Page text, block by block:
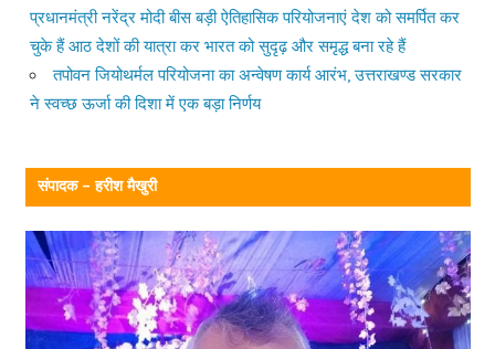
प्रधानमंत्री नरेंद्र मोदी बीस बड़ी ऐतिहासिक परियोजनाएं देश को समर्पित कर
चुके हैं आठ देशों की यात्रा कर भारत को सुदृढ़ और समृद्ध बना रहे हैं
तपोवन जियोथर्मल परियोजना का अन्वेषण कार्य आरंभ, उत्तराखण्ड सरकार
ने स्वच्छ ऊर्जा की दिशा में एक बड़ा निर्णय
संपादक – हरीश मैखुरी